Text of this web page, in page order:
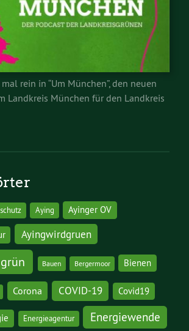
rein in “Um München”, den neuen
Landkreis München für den Landkreis
Aying Ayinger OV
Ayingwirdgruen
Bauen Bergermoor Bienen
Corona COVID-19 Covid19
Energieagentur Energiewende